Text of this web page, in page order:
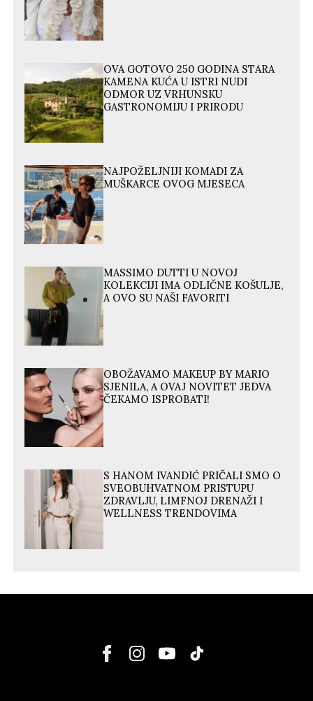
OVA GOTOVO 250 GODINA STARA
KAMENA KUĆA U ISTRI NUDI
ODMOR UZ VRHUNSKU
GASTRONOMIJU I PRIRODU
NAJPOŽELJNIJI KOMADI ZA
MUŠKARCE OVOG MJESECA
MASSIMO DUTTI U NOVOJ
KOLEKCIJI IMA ODLIČNE KOŠULJE,
A OVO SU NAŠI FAVORITI
OBOŽAVAMO MAKEUP BY MARIO
SJENILA, A OVAJ NOVITET JEDVA
ČEKAMO ISPROBATI!
S HANOM IVANDIĆ PRIČALI SMO O
SVEOBUHVATNOM PRISTUPU
ZDRAVLJU, LIMFNOJ DRENAŽI I
WELLNESS TRENDOVIMA